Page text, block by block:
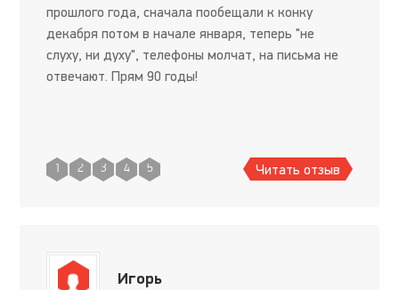
прошлого года, сначала пообещали к конку
декабря потом в начале января, теперь "не
слуху, ни духу", телефоны молчат, на письма не
отвечают. Прям 90 годы!
1 2 3 4 5 Читать отзыв
Игорь